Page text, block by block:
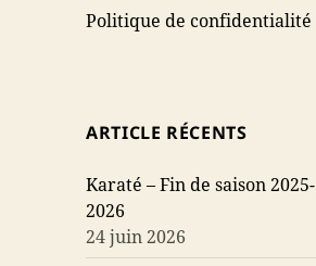
Politique de confidentialité
ARTICLE RÉCENTS
Karaté – Fin de saison 2025-
2026
24 juin 2026